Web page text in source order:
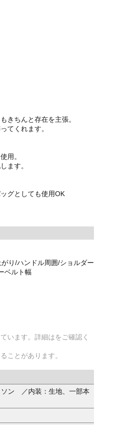
きちんと存在を主張。
てくれます。
用。
ます。
グとしても使用OK
り/ハンドル周囲/ショルダー
ベルト幅
います。詳細はをご確認く
ことがあります。
ソン ／内装：生地、一部本